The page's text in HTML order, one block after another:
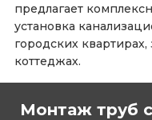
предлагает
установка
городских
коттеджах.
Монтаж труб с